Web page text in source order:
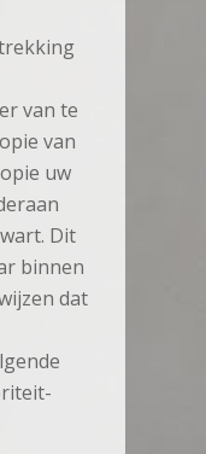
van te
van
uw
Dit
binnen
dat